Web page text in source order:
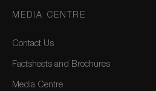
MEDIA CENTRE
Contact Us
Factsheets and Brochures
Media Centre